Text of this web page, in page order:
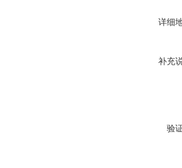
详细
补充
验